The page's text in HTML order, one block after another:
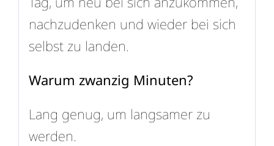
nachzudenken und wieder bei sich
selbst zu landen.
Warum zwanzig Minuten?
Lang genug, um langsamer zu
werden.